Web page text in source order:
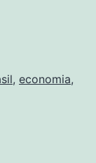
, economia,